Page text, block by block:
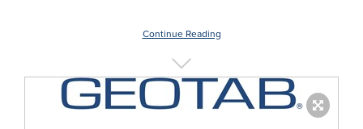
Continue Reading